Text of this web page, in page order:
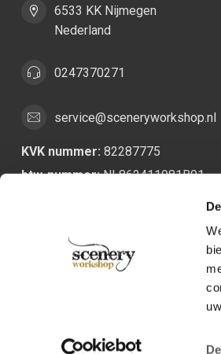
6533 KK Nijmegen
Nederland
0247370271
service@sceneryworkshop.nl
KVK nummer: 82287775
btw-nummer:NL862411981B01